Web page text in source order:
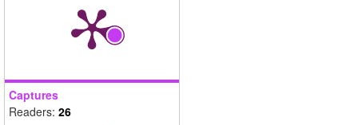
Captures
Readers: 26